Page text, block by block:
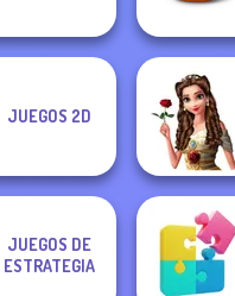
JUEGOS 2D
JUEGOS DE
ESTRATEGIA